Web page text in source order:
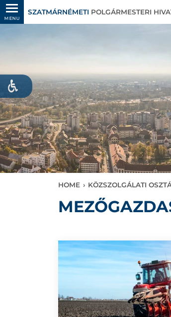
MENU
SZATMÁRNÉMETI POLGÁRMESTERI
HOME › KÖZSZOLGÁLATI